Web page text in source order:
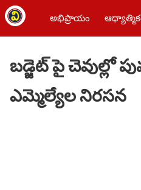
అభిప్రాయం
బడ్జెట్ పై చెవుల్లో
ఎమ్మెల్యేల నిరసన